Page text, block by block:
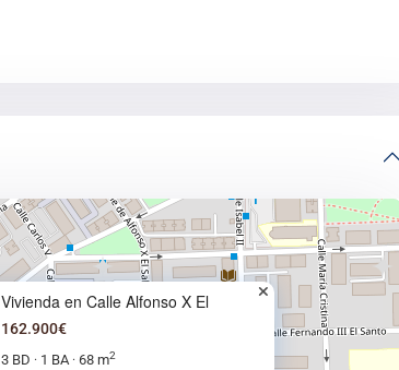
Vivienda en Calle Alfonso X El
162.900€
3 BD · 1 BA · 68 m2